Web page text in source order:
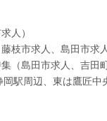
人）
枝市求人、島田市求
（島田市求人、吉田
駅周辺、東は鷹匠